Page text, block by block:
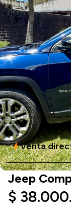
arrow_back
boltVenta
Jeep
$